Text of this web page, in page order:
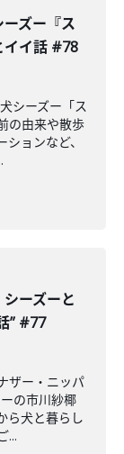
ズー『ス
イイ話 #78
シーズー「ス
の由来や散歩
ョンなど、
ーズーと
” #77
ザー・ニッパ
の市川紗椰
ら犬と暮らし
...